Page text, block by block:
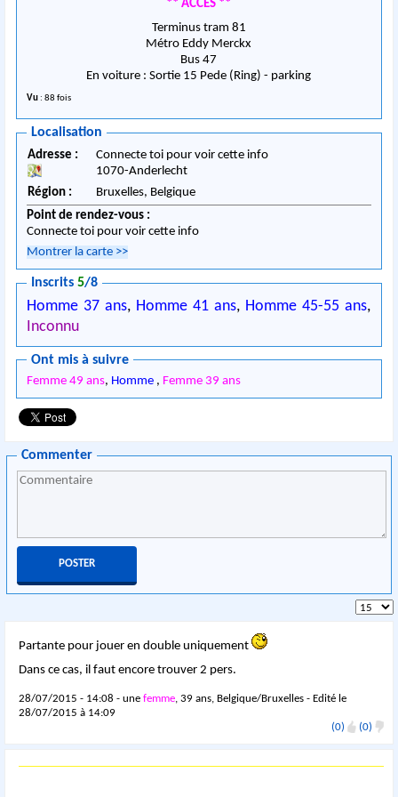
** ACCES **
Terminus tram 81
Métro Eddy Merckx
Bus 47
En voiture : Sortie 15 Pede (Ring) - parking
Vu : 88 fois
Localisation
Adresse :
Connecte toi pour voir cette info
1070-Anderlecht
Région :
Bruxelles, Belgique
Point de rendez-vous :
Connecte toi pour voir cette info
Montrer la carte >>
Inscrits5/8
Homme 37 ans, Homme 41 ans, Homme 45-55 ans,
Inconnu
Ont mis à suivre
Femme 49 ans, Homme , Femme 39 ans
Commenter
Partante pour jouer en double uniquement
Dans ce cas, il faut encore trouver 2 pers.
28/07/2015 - 14:08 - unefemme, 39 ans, Belgique/Bruxelles - Edité le
28/07/2015 à 14:09
(0)
(0)